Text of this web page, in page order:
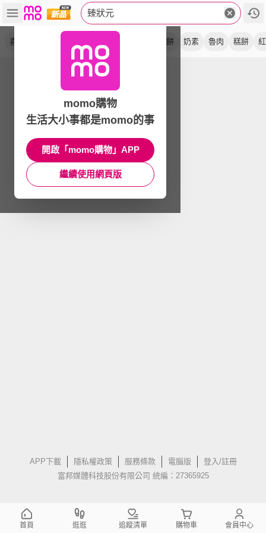
臻狀元
喜餅 香 q 餅 奶素 魯肉 糕餅
APP下載 隱私權政策 服務條款 電腦版
登入/註冊
富邦媒體科技股份有限公司 統編：27365925
momo購物
生活大小事都是momo的事
開啟「momo購物」APP
繼續使用網頁版
首頁 逛逛 追蹤清單 購物車 會員中心